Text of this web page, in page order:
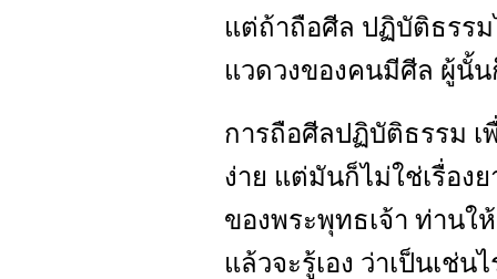
แต่ถ้าถือศีล ปฏิบัติธรร
แวดวงของคนมีศีล ผู้นั้
การถือศีลปฏิบัติธรรม เ
ง่าย แต่มันก็ไม่ใช่เรื่อง
ของพระพุทธเจ้า ท่านใ
แล้วจะรู้เอง ว่าเป็นเช่